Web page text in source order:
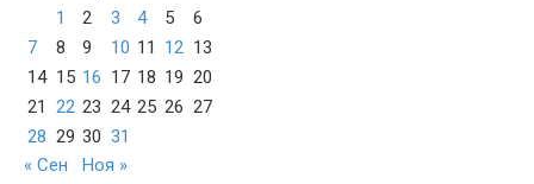
1
2 3 4 5
6
7
8 9 10 11 12 13
14 15 16 17 18 19 20
21
22 23 24 25 26 27
28 29 30 31
« Сен
Ноя »